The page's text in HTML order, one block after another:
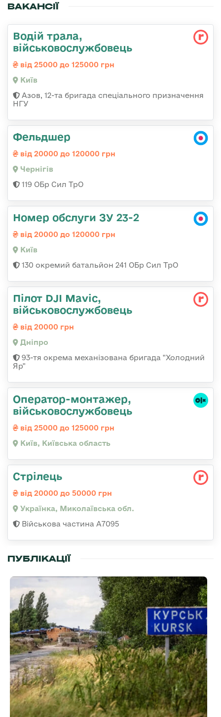
ВАКАНСІЇ
Водій трала,
військовослужбовець
від 25000 до 125000 грн
Київ
Азов, 12-та бригада спеціального призначення
НГУ
Фельдшер
від 20000 до 120000 грн
Чернігів
119 ОБр Сил ТрО
Номер обслуги ЗУ 23-2
від 20000 до 120000 грн
Київ
130 окремий батальйон 241 ОБр Сил ТрО
Пілот DJI Mavic,
військовослужбовець
від 20000 грн
Дніпро
93-тя окрема механізована бригада "Холодний
Яр"
Оператор-монтажер,
військовослужбовець
від 25000 до 125000 грн
Київ, Київська область
Стрілець
від 20000 до 50000 грн
Українка, Миколаївська обл.
Військова частина А7095
ПУБЛІКАЦІЇ